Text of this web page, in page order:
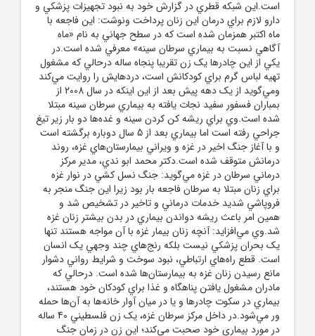
است.اين شبکه قطري در گزارش خود به نبود تجهيزات پزشکي و
دارو لازم براي درمان اين زنان پرداخت ونوشت: اين فاجعه با
ماه اکتبر همزمان شده است که در سطح جهاني به نام «ماه
آگاهي نسبت به بيماري سرطان سينه» معرفي شده است.در
يکي از اين چادرها يک زن تقريبا پنجاه ساله درحالي که مشغول
تهيه لباس گرم براي کودکانش است، دردهايش را روايت مي‌کند
ومي‌گويد از يک دهه پيش بعد از اين اينکه در سال 2008 از
بمباران فسفور سفيد نجات يافته به بيماري سرطان سينه مبتلا
شده است.وي براي ريشه کن کردن سينه و غده‌ها دو بار زير تيغ
جراحي رفته است اما بيماري بعد از 5 سال دوباره برگشته است
و با آغاز جنگ اخير در غزه و ويراني بيمارستان‌هاي غزه، روند
درمانش متوقف شده است.دکتر محمد ابو ندي، مدير مرکز
درماني سرطان در غزه مي‌گويد: جنگ نسل کشي در نوار غزه
براي زنان مبتلا به سرطان فاجعه بار بود زيرا اين جنگ منجر به
فروپاشي شديد خدمات درماني و تاخير در تشخيص شد و
همين امر باعث ريشه دواندن بيماري در بدن بيشتر زنان غزه
شد.وي مي‌افزايد: آنچه زنان بيمار غزه با آن مواجه هستند تنها
يک بحران پزشکي نيست بلکه رنج‌هاي چند وجهي يک انسان
است. قطع راه‌هاي ارتباطي، نبود سوخت و شرايط رواني دشوار
مانع رسيدن زنان غزه به بيمارستان‌ها شده است. درحالي که
مادران مشغول يافتن پناهگاه و غذا براي کودکان خود هستند،
بيماري در سکوت چادرها و يا در ميان آوار خانه‌ها به آن‌ها حمله
ور مي‌شود.در داخل مرکز سرطان غزه، يک زن فلسطيني 40 ساله
در مورد بيماري خود صحبت مي‌کند؛ اين زن در زمان جنگ